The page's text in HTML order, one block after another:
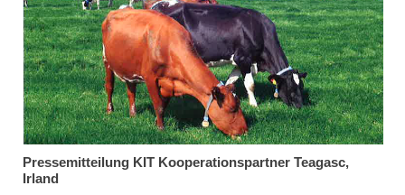
Pressemitteilung KIT Kooperationspartner Teagasc,
Irland